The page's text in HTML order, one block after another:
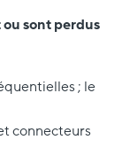
sont perdus
; le
connecteurs